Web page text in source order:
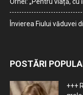
Orhei: „Pentru viață, cu
Învierea Fiului văduvei
POSTĂRI
+++